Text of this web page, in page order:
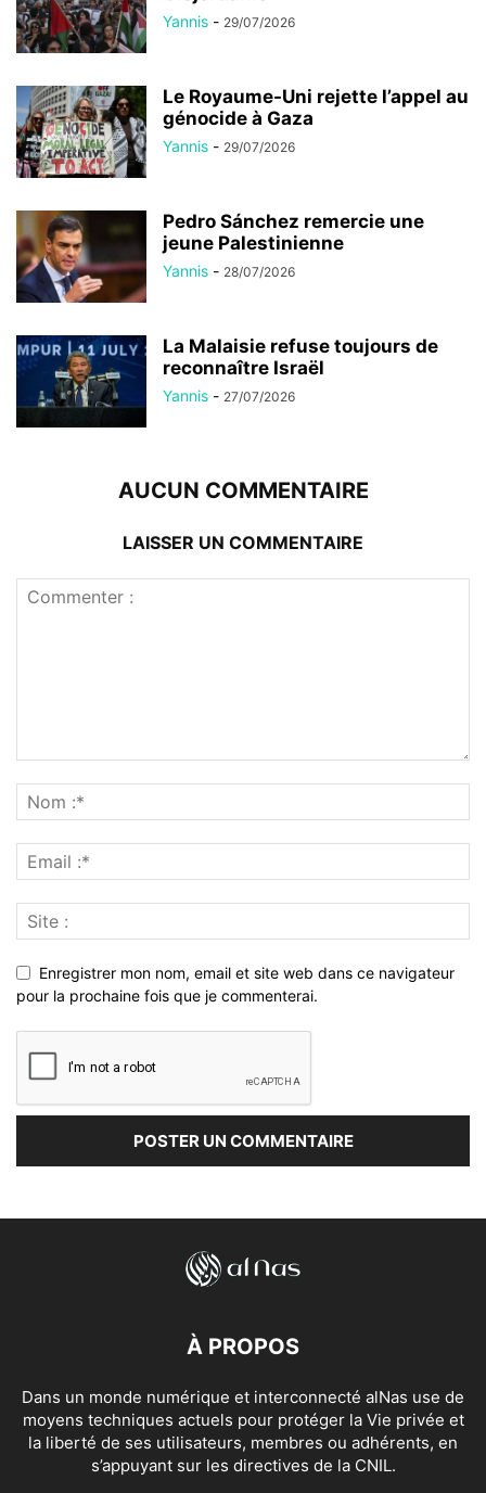
Yannis - 29/07/2026
Le Royaume-Uni rejette l’appel au
génocide à Gaza
Yannis - 29/07/2026
Pedro Sánchez remercie une
jeune Palestinienne
Yannis - 28/07/2026
La Malaisie refuse toujours de
reconnaître Israël
Yannis - 27/07/2026
AUCUN COMMENTAIRE
LAISSER UN COMMENTAIRE
Enregistrer mon nom, email et site web dans ce navigateur
pour la prochaine fois que je commenterai.
À PROPOS
Dans un monde numérique et interconnecté alNas use de
moyens techniques actuels pour protéger la Vie privée et
la liberté de ses utilisateurs, membres ou adhérents, en
s’appuyant sur les directives de la CNIL.